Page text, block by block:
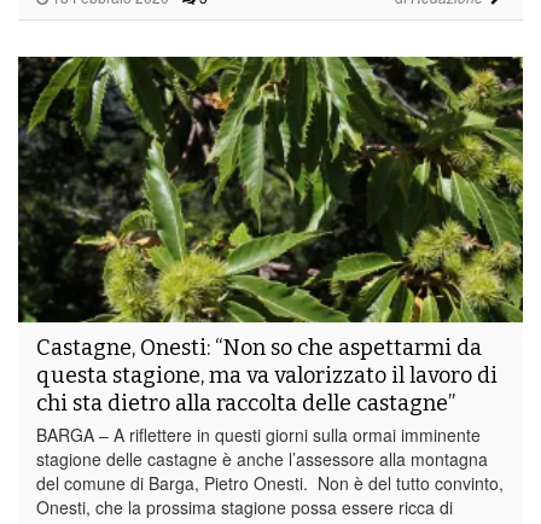
Castagne, Onesti: “Non so che aspettarmi da
questa stagione, ma va valorizzato il lavoro di
chi sta dietro alla raccolta delle castagne”
BARGA – A riflettere in questi giorni sulla ormai imminente
stagione delle castagne è anche l’assessore alla montagna
del comune di Barga, Pietro Onesti. Non è del tutto convinto,
Onesti, che la prossima stagione possa essere ricca di